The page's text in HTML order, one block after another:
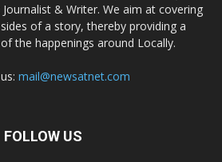
& Writer. We aim at covering
of a story, thereby providing a
the happenings around Locally.
mail@newsatnet.com
FOLLOW US